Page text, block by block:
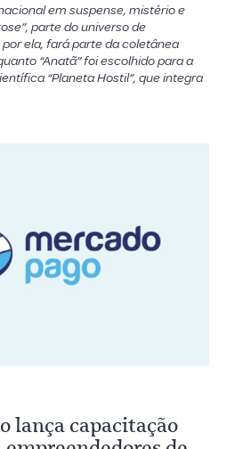
em suspense, mistério e
parte do universo de
ela, fará parte da coletânea
“Anatã” foi escolhido para a
“Planeta Hostil”, que integra
lança capacitação